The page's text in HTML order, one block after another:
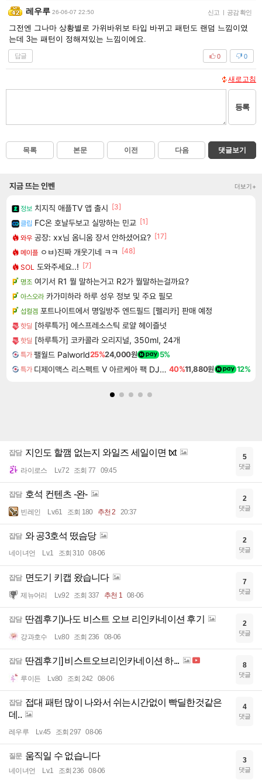
레우루 26-06-07 22:50 신고 | 공감 확인
그전엔 그나마 상황별로 가위바위보 타입 바뀌고 패턴도 랜덤 느낌이였
는데 3는 패턴이 정해져있는 느낌이에요.
답글 0
0
새로고침
등록
목록 본문 이전 다음 댓글보기
지금 뜨는 인벤 더보기+
정보 치지직 애플TV 앱 출시 [3]
클립 FC온 호날두보고 실망하는 민교 [1]
와우 공장: xx님 옴니움 장서 안하셨어요? [17]
메이플 ㅇㅂ)진짜 개웃기네 ㅋㅋ
[48]
SOL 도와주세요..! [7]
명조 여기서 R1 뭘 말하는거고 R2가 뭘말하는걸까요?
아스오라 카가미하라 하루 성우 정보 및 주요 필모
섭컬겜 포트나이트에서 명일방주 엔드필드 [펠리카] 판매 예정
핫딜 [하루특가] 에스프레소스틱 로얄 헤이즐넛
핫딜 [하루특가] 코카콜라 오리지널, 350ml, 24개
특가 팰월드 Palworld25%24,000원 5%
특가 디제이맥스 리스펙트 V 아르케아 팩 DJMAX RESPECT V Arcaea Pack DLC 40%11,880원 12%
잡담 지인도 할깸 없는지 와일즈 세일이면 txt
라이로스 Lv.72 조회 77 09:45
5
댓글
잡담 호석 컨텐츠 -완-
빈레인 Lv.61 조회 180 추천 2 20:37
2
댓글
잡담 와 공3호석 떴슴당
네이녀언 Lv.1 조회 310 08-06
2
댓글
잡담 면도기 키캡 왔습니다
제뉴어리 Lv.92 조회 337 추천 1 08-06
7
댓글
잡담 딴겜후기)나도 비스트 오브 리인카네이션 후기
강과호수 Lv.80 조회 236 08-06
2
댓글
잡담 딴겜후기] 비스트오브리인카네이션 하...
루이든 Lv.80 조회 242 08-06
8
댓글
잡담 접대 패턴 많이 나와서 쉬는시간없이 빡딜한것같은
데..
레우루 Lv.45 조회 297 08-06
4
댓글
질문 움직일 수 없습니다
네이녀언 Lv.1 조회 236 08-06
3
댓글